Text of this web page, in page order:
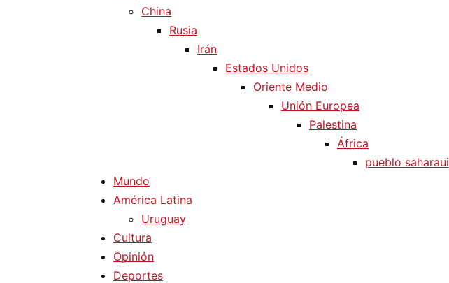
China
Rusia
Irán
Estados Unidos
Oriente Medio
Unión Europea
Palestina
África
pueblo saharaui
Mundo
América Latina
Uruguay
Cultura
Opinión
Deportes